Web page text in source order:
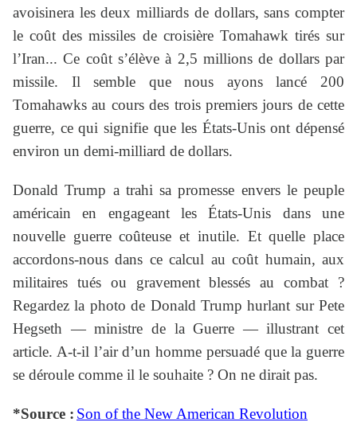
avoisinera les deux milliards de dollars, sans compter
le coût des missiles de croisière Tomahawk tirés sur
l’Iran... Ce coût s’élève à 2,5 millions de dollars par
missile. Il semble que nous ayons lancé 200
Tomahawks au cours des trois premiers jours de cette
guerre, ce qui signifie que les États-Unis ont dépensé
environ un demi-milliard de dollars.
Donald Trump a trahi sa promesse envers le peuple
américain en engageant les États-Unis dans une
nouvelle guerre coûteuse et inutile. Et quelle place
accordons-nous dans ce calcul au coût humain, aux
militaires tués ou gravement blessés au combat ?
Regardez la photo de Donald Trump hurlant sur Pete
Hegseth — ministre de la Guerre — illustrant cet
article. A-t-il l’air d’un homme persuadé que la guerre
se déroule comme il le souhaite ? On ne dirait pas.
*Source : Son of the New American Revolution